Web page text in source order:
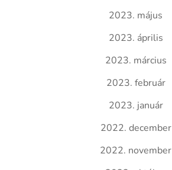
2023. május
2023. április
2023. március
2023. február
2023. január
2022. december
2022. november